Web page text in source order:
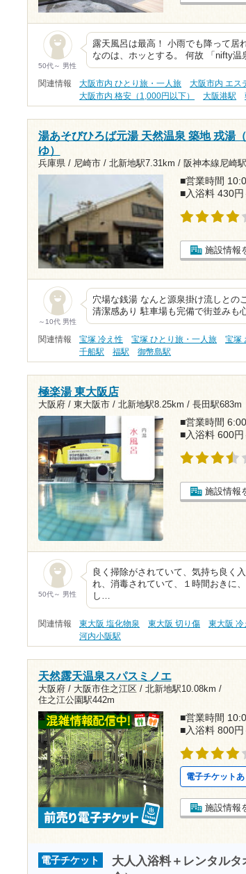
50代～ 男性
露天風呂は最高！ 小雨でも降って居
なのは、ホッとする。 何故 「nifty温
関連情報 大阪市内 ひとり旅・一人旅 大阪市内 エス
大阪市内 格安（1,000円以下）
大阪港駅
湯あそびひろば元湯 天然温泉 築地 戎湯
ゆ）
兵庫県 / 尼崎市 / 北新地駅7.31km / 阪神本線尼崎
■営業時間
■入浴料 430円
施設情報
～10代 男性
穴場な銭湯 なんと源泉掛け流しとの
清潔感あり 駐車場も完備で街並みも
関連情報 宝塚 冷え性 宝塚 ひとり旅・一人旅 宝塚
千船駅
福駅 御幣島駅
極楽湯 東大阪店
大阪府 / 東大阪市 / 北新地駅8.25km / 長田駅683m
■営業時間
■入浴料 600円
施設情報
50代～ 男性
良く掃除がされていて、気持ち良く
れ、消毒されていて、１時間おきに
し…
関連情報 東大阪 塩化物泉 東大阪 切り傷 東大阪 冷
河内小阪駅
天然露天温泉スパスミノエ
大阪府 / 大阪市住之江区 / 北新地駅10.08km /
住之江公園駅442m
■営業時間
■入浴料 800円
電子チケットあ
施設情報
電子チケット
大人入浴料＋レンタル